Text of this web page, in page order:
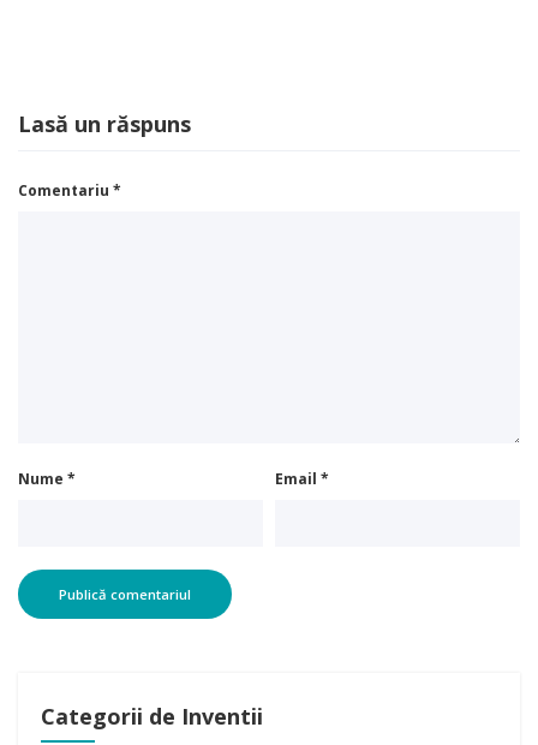
Lasă un răspuns
Comentariu *
Nume * Email *
Categorii de Inventii